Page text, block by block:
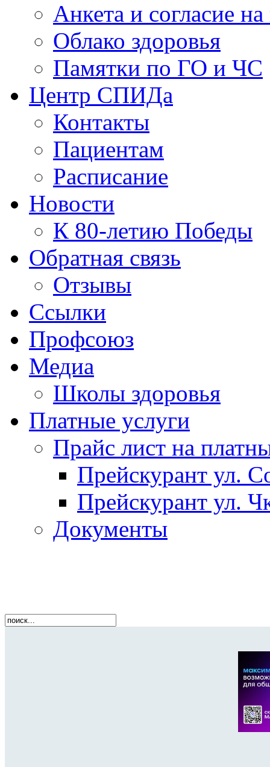
Анкета и согласие
Облако здоровья
Памятки по ГО и ЧС
Центр СПИДа
Контакты
Пациентам
Расписание
Новости
К 80-летию Победы
Обратная связь
Отзывы
Ссылки
Профсоюз
Медиа
Школы здоровья
Платные услуги
Прайс лист на
Прейскурант ул.
Прейскурант ул.
Документы